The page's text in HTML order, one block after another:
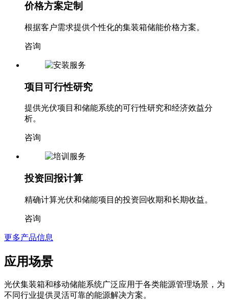
价格方案定制
根据客户需求提供个性化的集装箱储能价格方案。
咨询
项目可行性研究
提供光伏项目和储能系统的可行性研究和经济效益分
析。
咨询
投资回报计算
精确计算光伏和储能项目的投资回收期和长期收益。
咨询
更多产品信息
应用场景
光伏集装箱和移动储能系统广泛应用于各类能源管理场景，为
不同行业提供灵活可靠的能源解决方案。